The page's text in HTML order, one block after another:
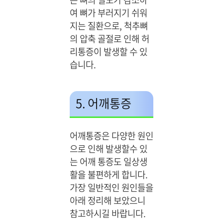
여 뼈가 부러지기 쉬워
지는 질환으로, 척추뼈
의 압축 골절로 인해 허
리통증이 발생할 수 있
습니다.
5. 어깨통증
어깨통증은 다양한 원인
으로 인해 발생할수 있
는 어깨 통증도 일상생
활을 불편하게 합니다.
가장 일반적인 원인들을
아래 정리해 보았으니
참고하시길 바랍니다.